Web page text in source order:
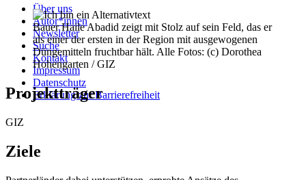
Über uns
Autor*innen
Newsletter
Suche
Kontakt
Impressum
Datenschutz
Erklärung zur Barrierefreiheit
Bauer Haile Abadid zeigt mit Stolz auf sein Feld, das er
als einer der ersten in der Region mit ausgewogenen
Düngemitteln fruchtbar hält. Alle Fotos: (c) Dorothea
Hohengarten / GIZ
Projektträger
GIZ
Ziele